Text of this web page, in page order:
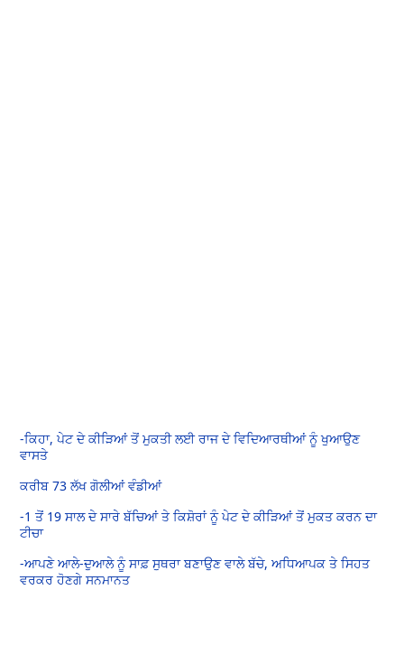
-ਕਿਹਾ, ਪੇਟ ਦੇ ਕੀੜਿਆਂ ਤੋਂ ਮੁਕਤੀ ਲਈ ਰਾਜ ਦੇ ਵਿਦਿਆਰਥੀਆਂ ਨੂੰ ਖੁਆਉਣ
ਵਾਸਤੇ
ਕਰੀਬ 73 ਲੱਖ ਗੋਲੀਆਂ ਵੰਡੀਆਂ
-1ਤੋਂ 19 ਸਾਲ ਦੇ ਸਾਰੇ ਬੱਚਿਆਂ ਤੇ ਕਿਸ਼ੋਰਾਂ ਨੂੰ ਪੇਟ ਦੇ ਕੀੜਿਆਂ ਤੋਂ ਮੁਕਤ ਕਰਨ ਦਾ
ਟੀਚਾ
-ਆਪਣੇ ਆਲੇ-ਦੁਆਲੇ ਨੂੰ ਸਾਫ਼ ਸੁਥਰਾ ਬਣਾਉਣ ਵਾਲੇ ਬੱਚੇ, ਅਧਿਆਪਕ ਤੇ ਸਿਹਤ
ਵਰਕਰ ਹੋਣਗੇ ਸਨਮਾਨਤ